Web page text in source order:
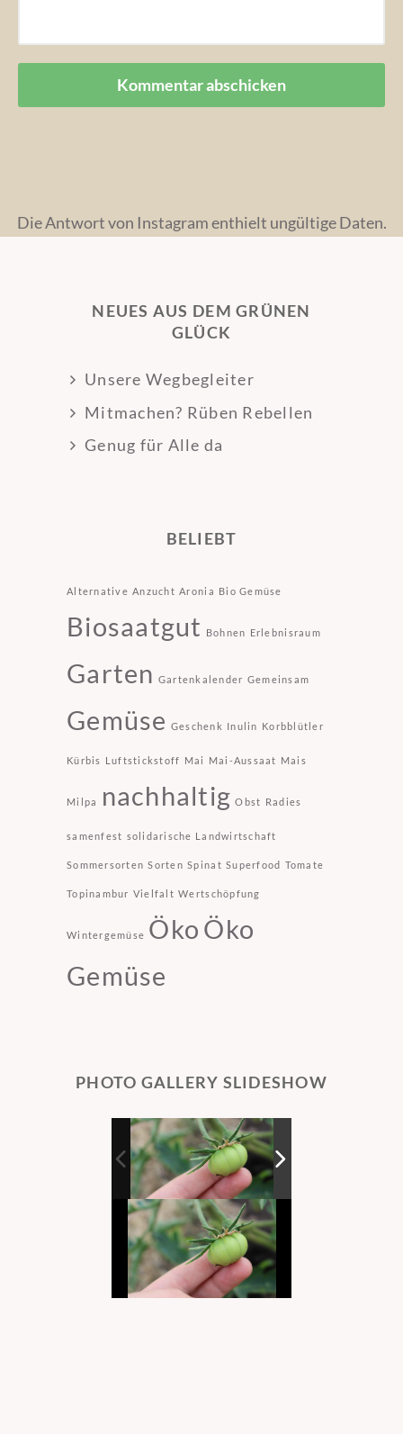
Die Antwort von Instagram enthielt ungültige Daten.
NEUES AUS DEM GRÜNEN
GLÜCK
Unsere Wegbegleiter
Mitmachen? Rüben Rebellen
Genug für Alle da
BELIEBT
Alternative Anzucht Aronia Bio Gemüse
Biosaatgut Bohnen Erlebnisraum
Garten Gartenkalender Gemeinsam
Gemüse Geschenk Inulin Korbblütler
Kürbis Luftstickstoff Mai Mai-Aussaat Mais
Milpa nachhaltig Obst Radies
samenfest solidarische Landwirtschaft
Sommersorten Sorten Spinat Superfood Tomate
Topinambur Vielfalt Wertschöpfung
Wintergemüse Öko Öko
Gemüse
PHOTO GALLERY SLIDESHOW